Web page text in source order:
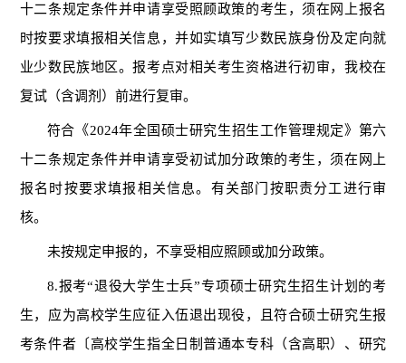
十二条规定条件并申请享受照顾政策的考生，须在网上报名
时按要求填报相关信息，并如实填写少数民族身份及定向就
业少数民族地区。报考点对相关考生资格进行初审，我校在
复试（含调剂）前进行复审。
符合《2024年全国硕士研究生招生工作管理规定》第六
十二条规定条件并申请享受初试加分政策的考生，须在网上
报名时按要求填报相关信息。有关部门按职责分工进行审
核。
未按规定申报的，不享受相应照顾或加分政策。
8.报考“退役大学生士兵”专项硕士研究生招生计划的考
生，应为高校学生应征入伍退出现役，且符合硕士研究生报
考条件者〔高校学生指全日制普通本专科（含高职）、研究